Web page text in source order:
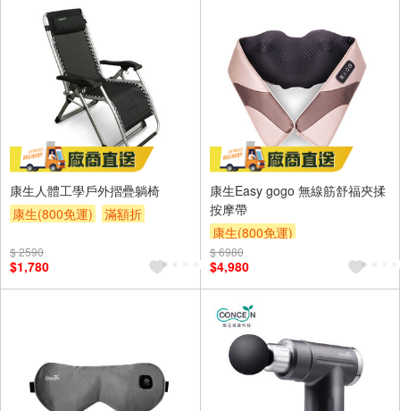
康生人體工學戶外摺疊躺椅
康生(800免運)
滿額折
$ 2590
$1,780
康生Easy gogo 無線筋舒福夾揉
按摩帶
康生(800免運)
$ 6980
$4,980